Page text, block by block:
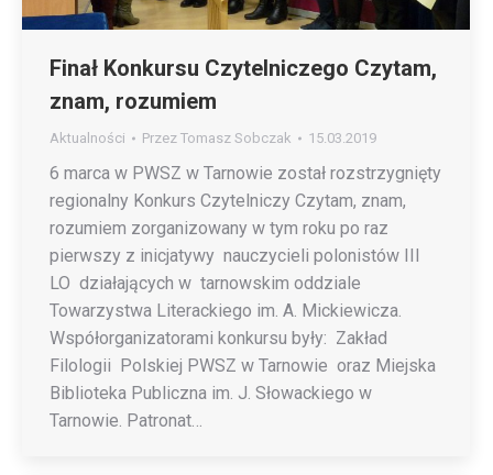
Finał Konkursu Czytelniczego Czytam,
znam, rozumiem
Aktualności Przez Tomasz Sobczak 15.03.2019
6 marca w PWSZ w Tarnowie został rozstrzygnięty
regionalny Konkurs Czytelniczy Czytam, znam,
rozumiem zorganizowany w tym roku po raz
pierwszy z inicjatywy nauczycieli polonistów III
LO działających w tarnowskim oddziale
Towarzystwa Literackiego im. A. Mickiewicza.
Współorganizatorami konkursu były: Zakład
Filologii Polskiej PWSZ w Tarnowie oraz Miejska
Biblioteka Publiczna im. J. Słowackiego w
Tarnowie. Patronat…